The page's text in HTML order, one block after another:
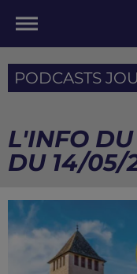
PODCASTS
L'INFO
DU 14/05/